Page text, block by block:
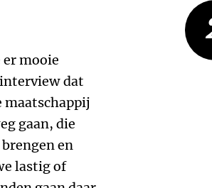
er mooie
dat
maatschappij
gaan, die
en
lastig of